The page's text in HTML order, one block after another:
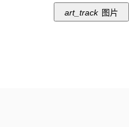
art_track 图片